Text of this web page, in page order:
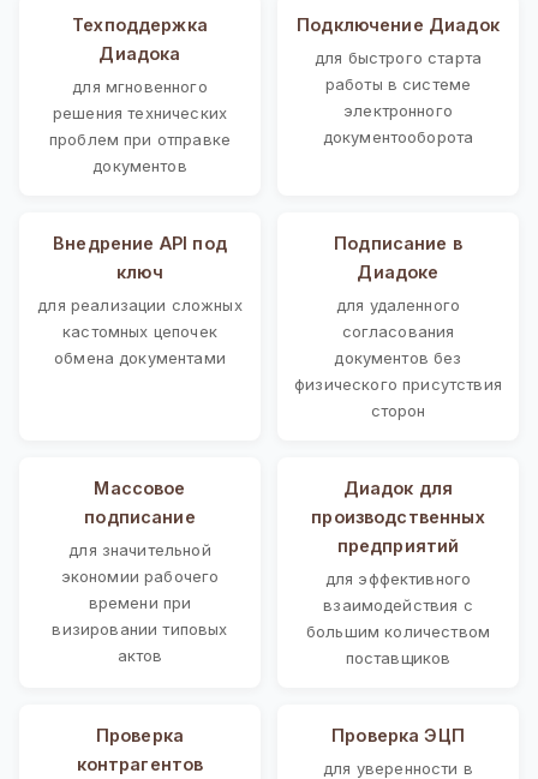
Техподдержка
Диадока
для мгновенного
решения технических
проблем при отправке
документов
Подключение Диадок
для быстрого старта
работы в системе
электронного
документооборота
Внедрение API под
ключ
для реализации сложных
кастомных цепочек
обмена документами
Подписание в
Диадоке
для удаленного
согласования
документов без
физического присутствия
сторон
Массовое
подписание
для значительной
экономии рабочего
времени при
визировании типовых
актов
Диадок для
производственных
предприятий
для эффективного
взаимодействия с
большим количеством
поставщиков
Проверка
контрагентов
Проверка ЭЦП
для уверенности в